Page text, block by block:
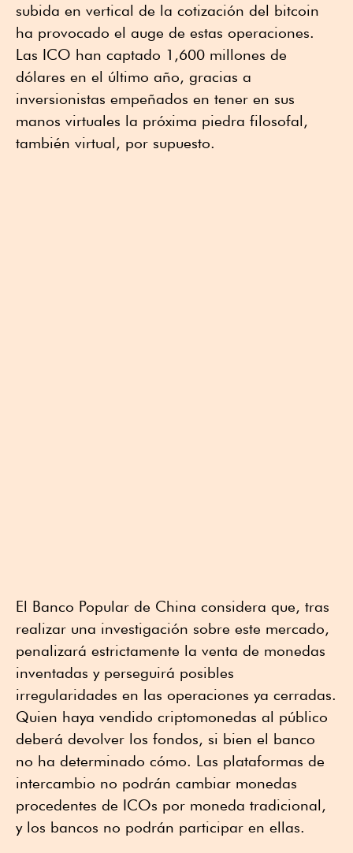
subida en vertical de la cotización del bitcoin
ha provocado el auge de estas operaciones.
Las ICO han captado 1,600 millones de
dólares en el último año, gracias a
inversionistas empeñados en tener en sus
manos virtuales la próxima piedra filosofal,
también virtual, por supuesto.
El Banco Popular de China considera que, tras
realizar una investigación sobre este mercado,
penalizará estrictamente la venta de monedas
inventadas y perseguirá posibles
irregularidades en las operaciones ya cerradas.
Quien haya vendido criptomonedas al público
deberá devolver los fondos, si bien el banco
no ha determinado cómo. Las plataformas de
intercambio no podrán cambiar monedas
procedentes de ICOs por moneda tradicional,
y los bancos no podrán participar en ellas.